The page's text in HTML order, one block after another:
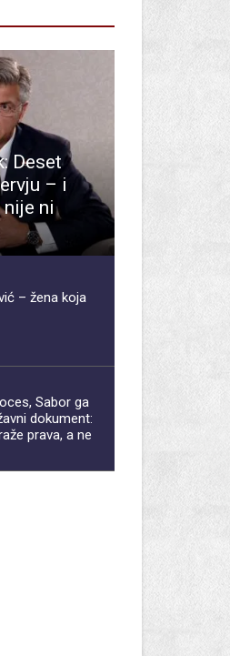
Deset
– i
ni
– žena koja
Sabor ga
dokument:
prava, a ne